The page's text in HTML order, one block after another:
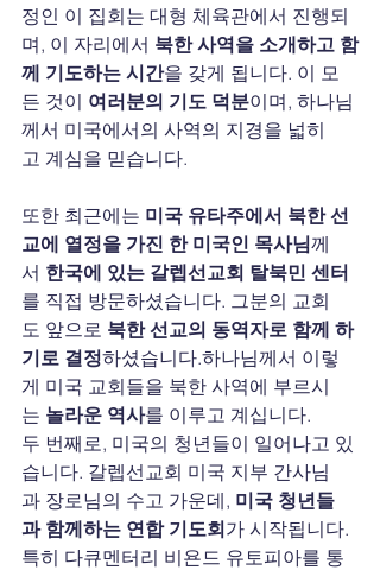
정인 이 집회는 대형 체육관에서 진행되
며, 이 자리에서 북한 사역을 소개하고 함
께 기도하는 시간을 갖게 됩니다. 이 모
든 것이 여러분의 기도 덕분이며, 하나님
께서 미국에서의 사역의 지경을 넓히
고 계심을 믿습니다.
또한 최근에는 미국 유타주에서 북한 선
교에 열정을 가진 한 미국인 목사님께
서 한국에 있는 갈렙선교회 탈북민 센터
를 직접 방문하셨습니다. 그분의 교회
도 앞으로 북한 선교의 동역자로 함께 하
기로 결정하셨습니다.하나님께서 이렇
게 미국 교회들을 북한 사역에 부르시
는 놀라운 역사를 이루고 계십니다.
두 번째로, 미국의 청년들이 일어나고 있
습니다. 갈렙선교회 미국 지부 간사님
과 장로님의 수고 가운데, 미국 청년들
과 함께하는 연합 기도회가 시작됩니다.
특히 다큐멘터리 비욘드 유토피아를 통